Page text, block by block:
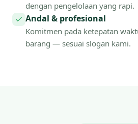
dengan pengelolaan yang rapi.
Andal & profesional
Komitmen pada ketepatan
barang — sesuai slogan kami.